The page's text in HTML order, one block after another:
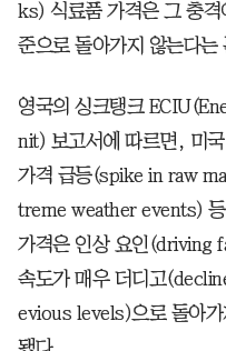
ks) 식료품 가격은 그 충격
준으로 돌아가지 않는다는
영국의 싱크탱크
nit) 보고서에 따르면, 미
가격 급등(spike in raw
treme weather events) 등
가격은 인상 요인(driving
속도가 매우 더디고
evious levels)으로 돌아가